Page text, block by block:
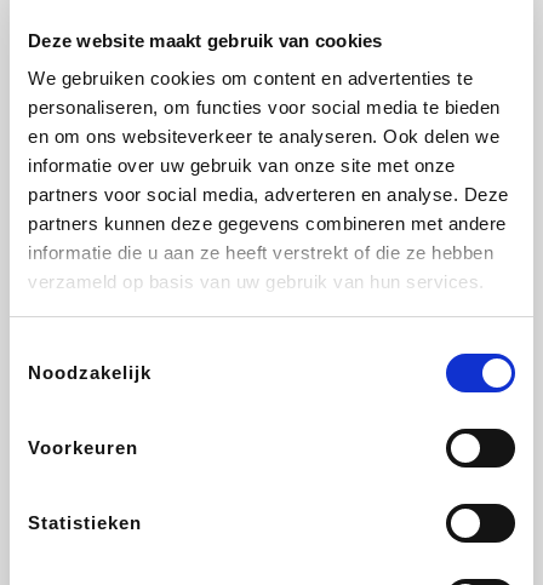
Deze website maakt gebruik van cookies
We gebruiken cookies om content en advertenties te
personaliseren, om functies voor social media te bieden
en om ons websiteverkeer te analyseren. Ook delen we
informatie over uw gebruik van onze site met onze
partners voor social media, adverteren en analyse. Deze
partners kunnen deze gegevens combineren met andere
informatie die u aan ze heeft verstrekt of die ze hebben
verzameld op basis van uw gebruik van hun services.
Noodzakelijk
Voorkeuren
Statistieken
Sarenza Interhome Schiesser Bolt Energie
DeubaXXL
Ekoi About You